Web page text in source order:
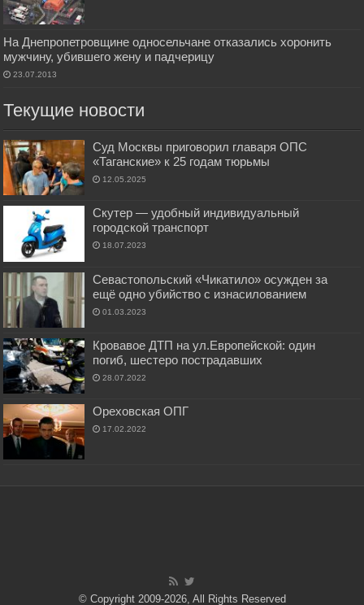
На Днепропетровщине односельчане отказались хоронить
мужчину, убившего жену и падчерицу
23.07.2013
Текущие новости
Суд Москвы приговорил главаря ОПС
«Таганские» к 25 годам тюрьмы
12.05.2025
Скутер — удобный индивидуальный
городской транспорт
18.07.2023
Севастопольский «Чикатило» осужден за
ещё одно убийство с изнасилованием
01.03.2023
Кровавое ДТП на ул.Европейской: один
погиб, шестеро пострадавших
28.07.2022
Ореховская ОПГ
17.02.2022
© Copyright 2009-2026, All Rights Reserved